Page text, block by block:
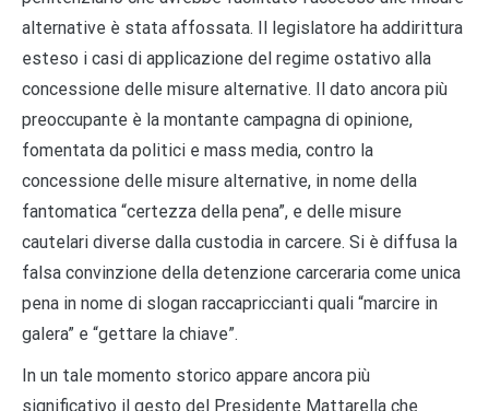
alternative è stata affossata. Il legislatore ha addirittura
esteso i casi di applicazione del regime ostativo alla
concessione delle misure alternative. Il dato ancora più
preoccupante è la montante campagna di opinione,
fomentata da politici e mass media, contro la
concessione delle misure alternative, in nome della
fantomatica “certezza della pena”, e delle misure
cautelari diverse dalla custodia in carcere. Si è diffusa la
falsa convinzione della detenzione carceraria come unica
pena in nome di slogan raccapriccianti quali “marcire in
galera” e “gettare la chiave”.
In un tale momento storico appare ancora più
significativo il gesto del Presidente Mattarella che